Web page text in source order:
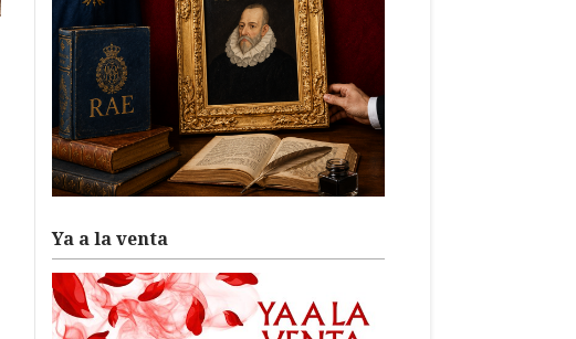
Ya a la venta